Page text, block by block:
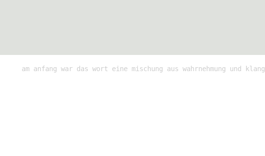
am anfang war das wort eine mischung aus wahrnehmung und klang